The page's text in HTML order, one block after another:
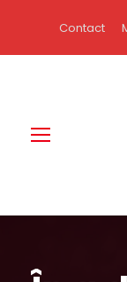
Contact